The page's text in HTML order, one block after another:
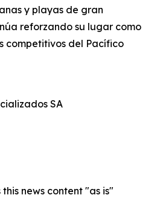
y playas de gran
reforzando su lugar como
competitivos del Pacífico
SA
news content "as is"